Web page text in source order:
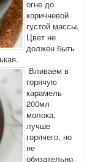
огне до
коричневой
густой массы.
Цвет не
должен быть
Вливаем в
горячую
карамель
200мл
молока,
лучше
горячего, но
не
обязательно,